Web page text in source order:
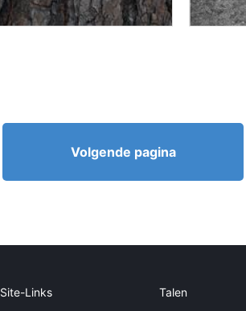
Volgende pagina
Site-Links Talen